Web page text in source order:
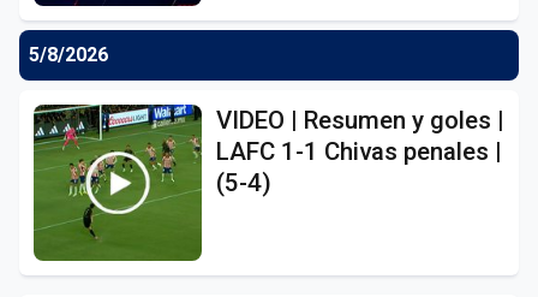
5/8/2026
VIDEO | Resumen y goles |
LAFC 1-1 Chivas penales |
(5-4)